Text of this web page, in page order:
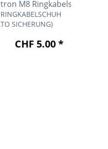
SICHERUNG)
CHF 5.00 *